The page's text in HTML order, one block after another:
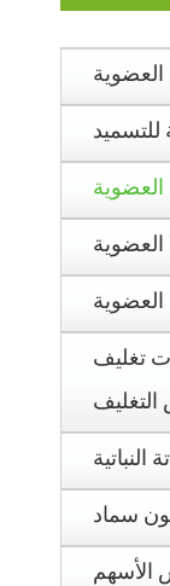
العضوية
للتسميد
العضوية
العضوية
تغليف
التغليف
النباتية
سماد
الأسهم